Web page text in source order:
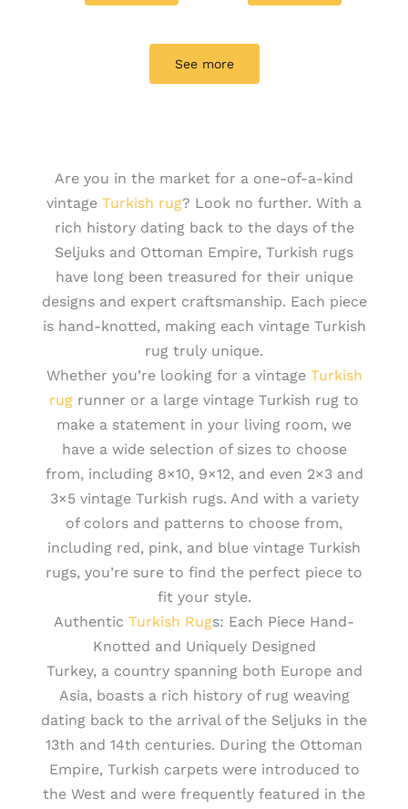
See more
Are you in the market for a one-of-a-kind
vintage Turkish rug? Look no further. With a
rich history dating back to the days of the
Seljuks and Ottoman Empire, Turkish rugs
have long been treasured for their unique
designs and expert craftsmanship. Each piece
is hand-knotted, making each vintage Turkish
rug truly unique.
Whether you’re looking for a vintage Turkish
rug runner or a large vintage Turkish rug to
make a statement in your living room, we
have a wide selection of sizes to choose
from, including 8×10, 9×12, and even 2×3 and
3×5 vintage Turkish rugs. And with a variety
of colors and patterns to choose from,
including red, pink, and blue vintage Turkish
rugs, you’re sure to find the perfect piece to
fit your style.
Authentic Turkish Rugs: Each Piece Hand-
Knotted and Uniquely Designed
Turkey, a country spanning both Europe and
Asia, boasts a rich history of rug weaving
dating back to the arrival of the Seljuks in the
13th and 14th centuries. During the Ottoman
Empire, Turkish carpets were introduced to
the West and were frequently featured in the